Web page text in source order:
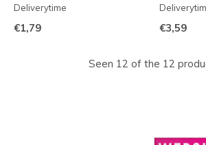
Deliverytime
€1,79 €3,59
Seen 12 of the 12